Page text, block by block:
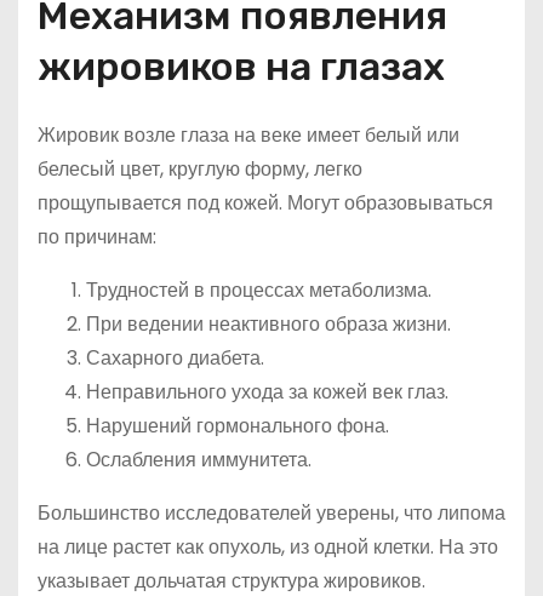
Механизм появления
жировиков на глазах
Жировик возле глаза на веке имеет белый или
белесый цвет, круглую форму, легко
прощупывается под кожей. Могут образовываться
по причинам:
Трудностей в процессах метаболизма.
При ведении неактивного образа жизни.
Сахарного диабета.
Неправильного ухода за кожей век глаз.
Нарушений гормонального фона.
Ослабления иммунитета.
Большинство исследователей уверены, что липома
на лице растет как опухоль, из одной клетки. На это
указывает дольчатая структура жировиков.